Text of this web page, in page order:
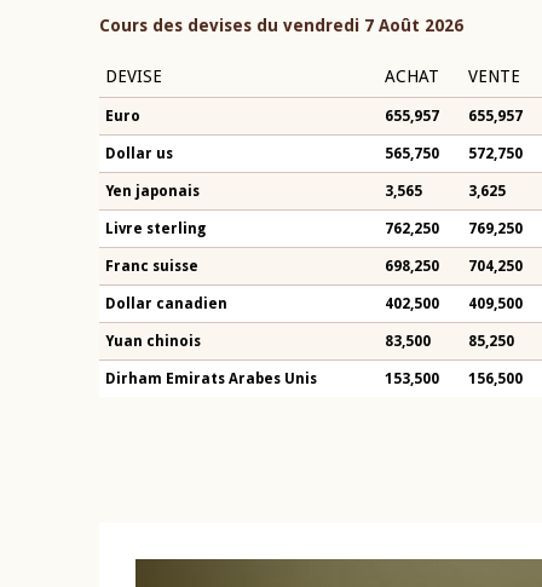
Cours des devises du vendredi 7 Août 2026
DEVISE ACHAT VENTE
Euro 655,957 655,957
Dollar us 565,750 572,750
Yen japonais 3,565 3,625
Livre sterling 762,250 769,250
Franc suisse 698,250 704,250
Dollar canadien 402,500 409,500
Yuan chinois 83,500 85,250
Dirham Emirats Arabes Unis 153,500 156,500